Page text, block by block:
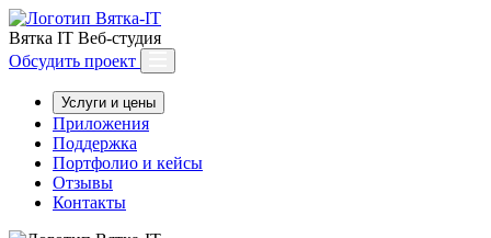
Вятка IT Веб-студия
Обсудить проект
Услуги и цены
Приложения
Поддержка
Портфолио и кейсы
Отзывы
Контакты